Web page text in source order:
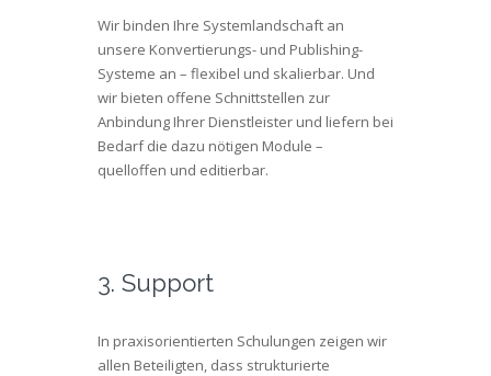
Wir binden Ihre Systemlandschaft an
unsere Konvertierungs- und Publishing-
Systeme an – flexibel und skalierbar. Und
wir bieten offene Schnittstellen zur
Anbindung Ihrer Dienstleister und liefern bei
Bedarf die dazu nötigen Module –
quelloffen und editierbar.
3. Support
In praxisorientierten Schulungen zeigen wir
allen Beteiligten, dass strukturierte